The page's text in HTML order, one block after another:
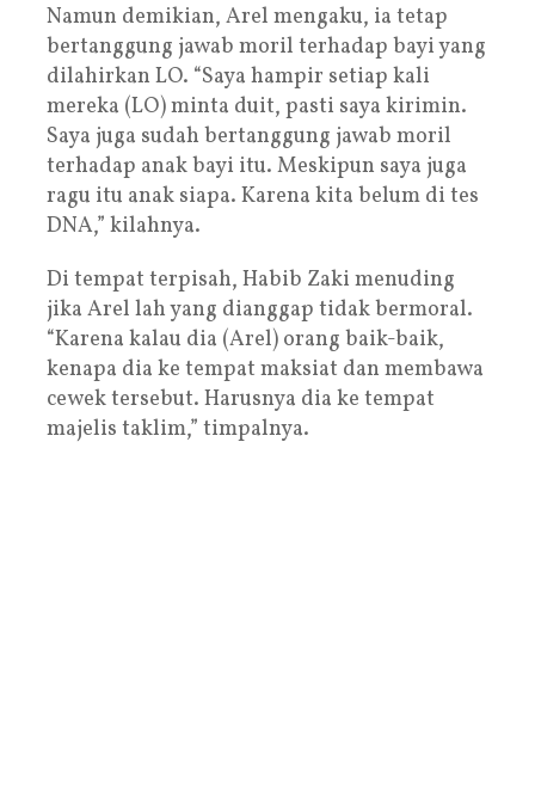
Namun demikian, Arel mengaku, ia tetap
bertanggung jawab moril terhadap bayi yang
dilahirkan LO. “Saya hampir setiap kali
mereka (LO) minta duit, pasti saya kirimin.
Saya juga sudah bertanggung jawab moril
terhadap anak bayi itu. Meskipun saya juga
ragu itu anak siapa. Karena kita belum di tes
DNA,” kilahnya.
Di tempat terpisah, Habib Zaki menuding
jika Arel lah yang dianggap tidak bermoral.
“Karena kalau dia (Arel) orang baik-baik,
kenapa dia ke tempat maksiat dan membawa
cewek tersebut. Harusnya dia ke tempat
majelis taklim,” timpalnya.